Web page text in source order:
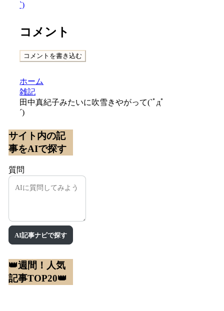
`)
コメント
コメントを書き込む
ホーム
雑記
田中真紀子みたいに吹雪きやがって(`ﾟдﾟ
´)
サイト内の記
事をAIで探す
質問
AI記事ナビで探す
👑週間！人気
記事TOP20👑